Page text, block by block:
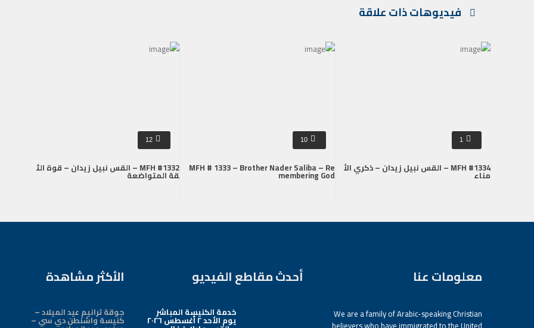
فيديوهات ذات علاقة
1
MFH #1334 – القس نبيل زيدان – ذكري الأ
مناء
10
MFH # 1333 – Brother Nader Saliba – Re
membering God
12
MFH #1332 – القس نبيل زيدان – قوة الث
قة المتواضعة
معلومات عنا
We are a family of Arabic-speaking Christian
أحدث مقاطع الفيديو
خدمة الكنيسة المباشر
يوم الأحد ٢ أغسطس ٢٠٢٦
الأكثر مشاهدة
جوقة ترانيم عيد الميلاد –
كنيسة واشنطن دي سي –